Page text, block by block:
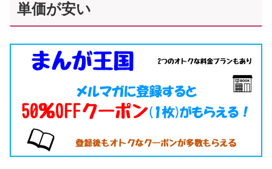
単価が安い